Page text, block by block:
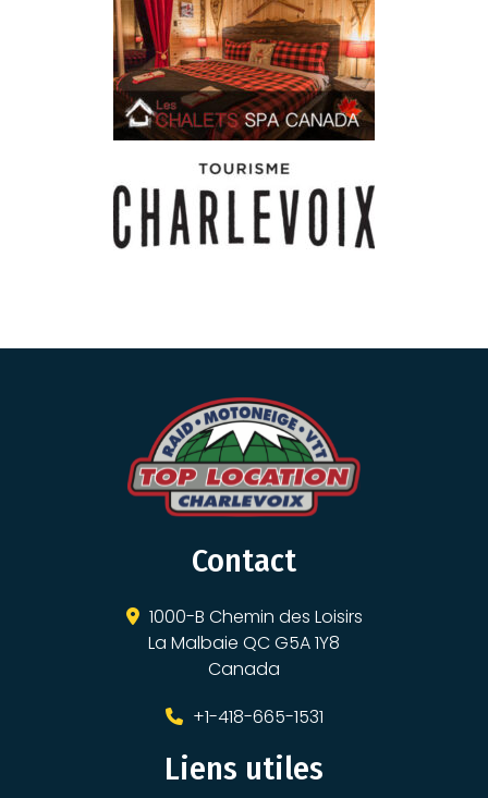
Contact
1000-B Chemin des Loisirs
La Malbaie QC G5A 1Y8
Canada
+1-418-665-1531
Liens utiles